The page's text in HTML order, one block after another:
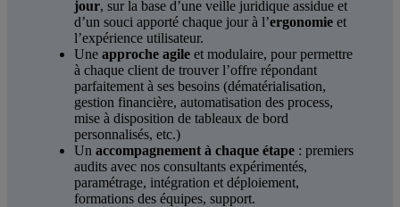
jour, sur la base d’une veille juridique assidue et
d’un souci apporté chaque jour à l’ergonomieet
l’expérience utilisateur.
Une approche agile et modulaire, pour permettre
à chaque client de trouver l’offre répondant
parfaitement à ses besoins (dématérialisation,
gestion financière, automatisation des process,
mise à disposition de tableaux de bord
personnalisés, etc.)
Un accompagnement à chaque étape: premiers
audits avec nos consultants expérimentés,
paramétrage, intégration et déploiement,
formations des équipes, support.